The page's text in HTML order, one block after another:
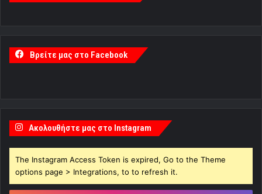
Βρείτε μας στο Facebook
Ακολουθήστε μας στο Instagram
The Instagram Access Token is expired, Go to the Theme
options page > Integrations, to to refresh it.